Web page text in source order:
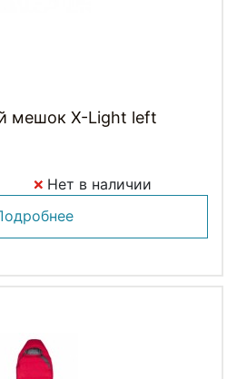
мешок X-Light left
Нет в наличии